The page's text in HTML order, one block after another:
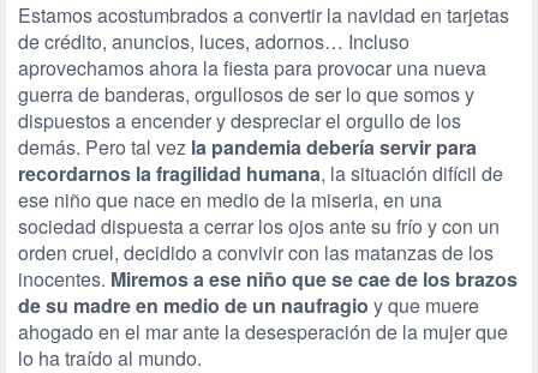
Estamos acostumbrados a convertir la navidad en tarjetas
de crédito, anuncios, luces, adornos… Incluso
aprovechamos ahora la fiesta para provocar una nueva
guerra de banderas, orgullosos de ser lo que somos y
dispuestos a encender y despreciar el orgullo de los
demás. Pero tal vez la pandemia debería servir para
recordarnos la fragilidad humana, la situación difícil de
ese niño que nace en medio de la miseria, en una
sociedad dispuesta a cerrar los ojos ante su frío y con un
orden cruel, decidido a convivir con las matanzas de los
inocentes. Miremos a ese niño que se cae de los brazos
de su madre en medio de un naufragio y que muere
ahogado en el mar ante la desesperación de la mujer que
lo ha traído al mundo.